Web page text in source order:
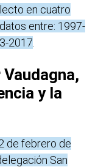
en cuatro
entre: 1997-
2017
y la
de febrero de
San